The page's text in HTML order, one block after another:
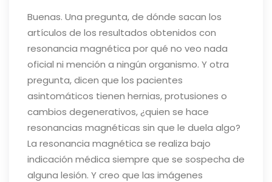
Buenas. Una pregunta, de dónde sacan los
artículos de los resultados obtenidos con
resonancia magnética por qué no veo nada
oficial ni mención a ningún organismo. Y otra
pregunta, dicen que los pacientes
asintomáticos tienen hernias, protusiones o
cambios degenerativos, ¿quien se hace
resonancias magnéticas sin que le duela algo?
La resonancia magnética se realiza bajo
indicación médica siempre que se sospecha de
alguna lesión. Y creo que las imágenes